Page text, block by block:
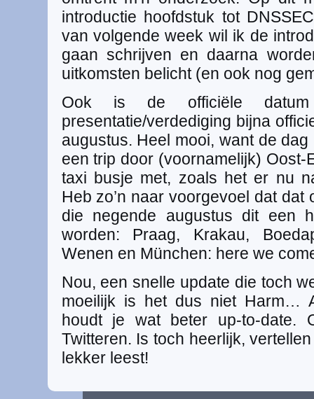
introductie hoofdstuk tot
van volgende week wil ik de
gaan schrijven en daarna
uitkomsten belicht (en ook nog
Ook is de officiële datum
presentatie/verdediging bijna
augustus. Heel mooi, want de dag
een trip door (voornamelijk)
taxi busje met, zoals het er nu
Heb zo’n naar voorgevoel dat
die negende augustus dit een
worden: Praag, Krakau,
Wenen en München: here we
Nou, een snelle update die toch
moeilijk is het dus niet Harm…
houdt je wat beter up-to-date.
Twitteren. Is toch heerlijk,
lekker leest!